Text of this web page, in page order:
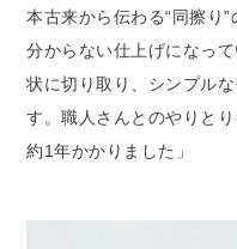
本古来から伝わる“同擦り
分からない仕上げになっ
状に切り取り、シンプル
す。職人さんとのやりと
約1年かかりました」